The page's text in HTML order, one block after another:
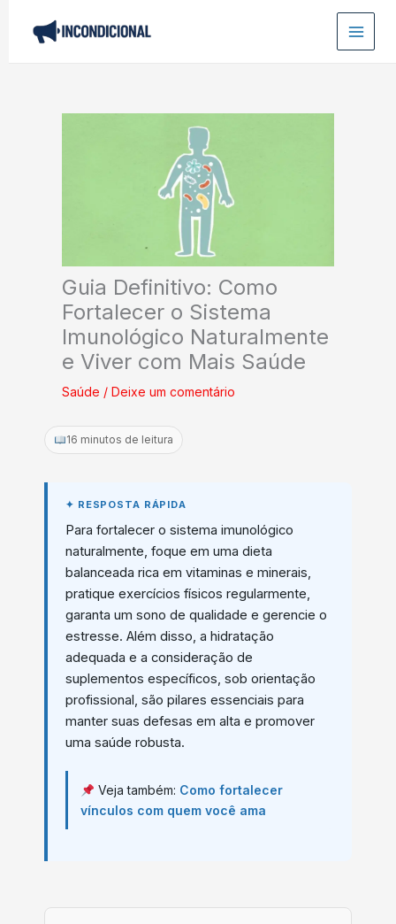
Guia Definitivo: Como
Fortalecer o Sistema
Imunológico Naturalmente
e Viver com Mais Saúde
Saúde / Deixe um comentário
16 minutos de leitura
Para fortalecer o sistema imunológico
naturalmente, foque em uma dieta
balanceada rica em vitaminas e minerais,
pratique exercícios físicos regularmente,
garanta um sono de qualidade e gerencie o
estresse. Além disso, a hidratação
adequada e a consideração de
suplementos específicos, sob orientação
profissional, são pilares essenciais para
manter suas defesas em alta e promover
uma saúde robusta.
Veja também: Como fortalecer
vínculos com quem você ama